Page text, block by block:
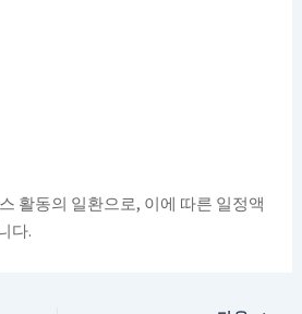
활동의 일환으로, 이에 따른 일정액
다.